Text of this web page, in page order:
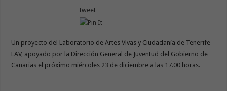
tweet
Un proyecto del Laboratorio de Artes Vivas y Ciudadanía de Tenerife
LAV, apoyado por la Dirección General de Juventud del Gobierno de
Canarias el próximo miércoles 23 de diciembre a las 17.00 horas.